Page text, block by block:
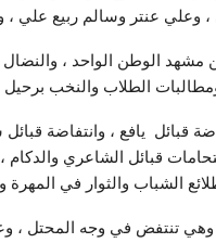
، وعلي عنتر وسالم ربيع علي
مشهد الوطن الواحد ، والنضال
الطلاب والنخب برحيل
قبائل يافع ، وانتفاضة
قبائل الشاعري والدكام
الشباب والثوار في المهرة
تنتفض في وجه المحتل ،